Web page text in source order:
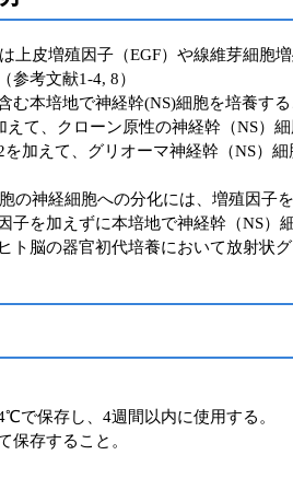
上皮増殖因子（EGF）や線維芽細胞
参考文献1-4, 8）
む本培地で神経幹(NS)細胞を培養す
えて、クローン原性の神経幹（NS）
を加えて、グリオーマ神経幹（NS）
の神経細胞への分化には、増殖因子
子を加えずに本培地で神経幹（NS
ト脳の器官初代培養において放射状
で保存し、4週間以内に使用する。
保存すること。